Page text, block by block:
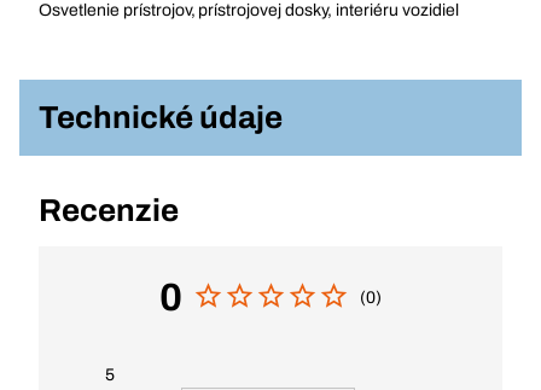
Osvetlenie prístrojov, prístrojovej dosky, interiéru vozidiel
Technické údaje
Recenzie
0 (0)
5